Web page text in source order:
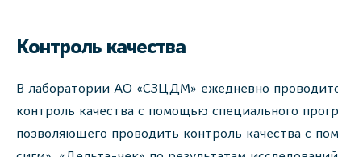
Контроль качества
В лаборатории АО «СЗЦДМ» ежедневно
контроль качества с помощью специального
позволяющего проводить контроль качества с